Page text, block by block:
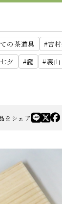
の茶道具
吉
七夕 瀧 義山
をシェア